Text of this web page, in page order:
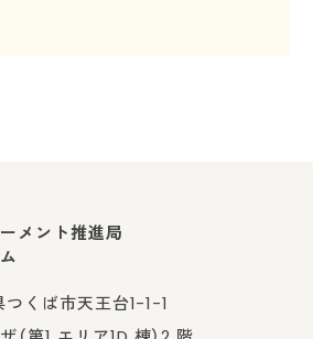
メント推進局
くば市天王台1-1-1